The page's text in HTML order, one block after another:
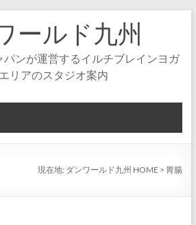
ールド九州
パンが運営するイルチブレインヨガ
リアのスタジオ案内
現在地: ダンワールド九州 HOME > 胃腸